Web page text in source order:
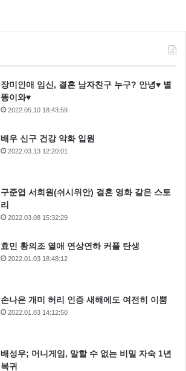
장미인애 임신, 결혼 남자친구 누구? 안녕♥ 별
똥이와♥
2022.05.10 18:43:59
배우 신구 건강 악화 입원
2022.03.13 12:20:01
구준엽 서희원(쉬시위안) 결혼 영화 같은 스토
리
2022.03.08 15:32:29
효민 황의조 열애 연상연하 커플 탄생
2022.01.03 18:48:12
손나은 개미 허리 인증 새해에도 여전히 이뿜
2022.01.03 14:12:50
배성우; 머니게임, 말할 수 없는 비밀 자숙 1년
복귀